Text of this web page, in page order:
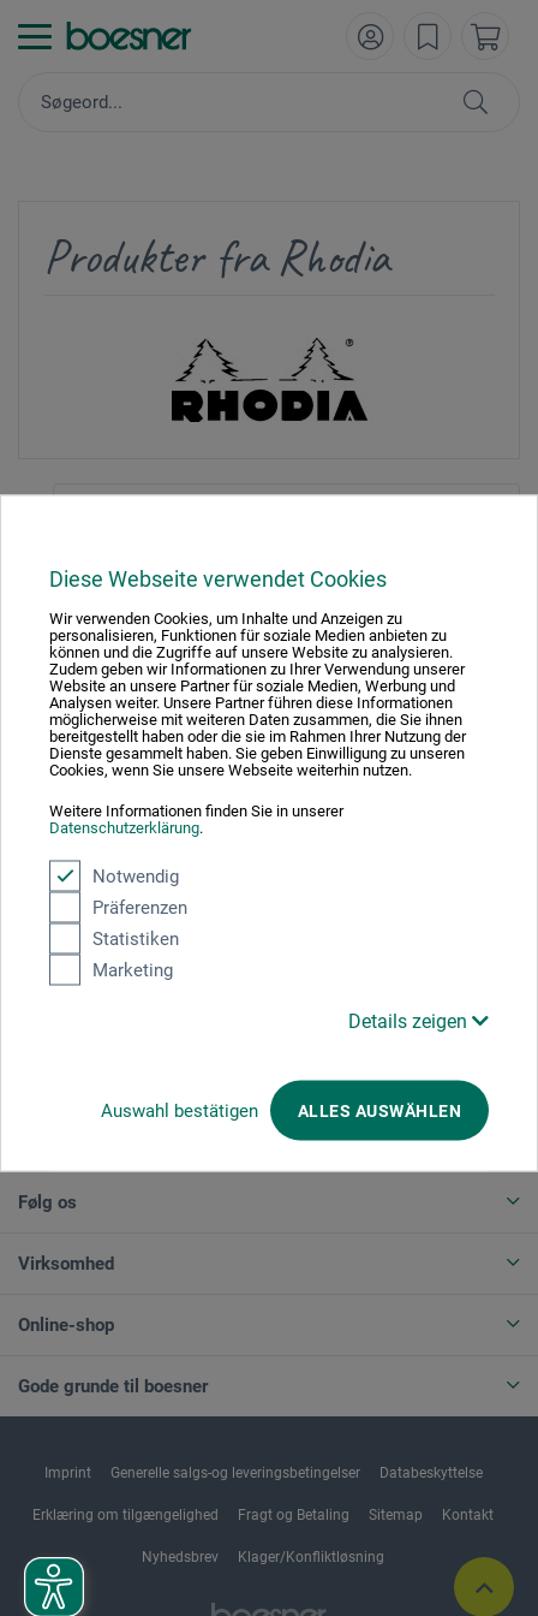
Diese Webseite verwendet Cookies
Wir verwenden Cookies, um Inhalte und Anzeigen zu
personalisieren, Funktionen für soziale Medien anbieten zu
können und die Zugriffe auf unsere Website zu analysieren.
Zudem geben wir Informationen zu Ihrer Verwendung unserer
Website an unsere Partner für soziale Medien, Werbung und
Analysen weiter. Unsere Partner führen diese Informationen
möglicherweise mit weiteren Daten zusammen, die Sie ihnen
bereitgestellt haben oder die sie im Rahmen Ihrer Nutzung der
Dienste gesammelt haben. Sie geben Einwilligung zu unseren
Cookies, wenn Sie unsere Webseite weiterhin nutzen.
Weitere Informationen finden Sie in unserer
Datenschutzerklärung.
Notwendig
Präferenzen
Statistiken
Marketing
Details zeigen
Auswahl bestätigen ALLES AUSWÄHLEN
Produkter fra Rhodia
1
Absolut sikker
Betalingsmetoder
Følg os
Virksomhed
Online-shop
Gode grunde til boesner
Imprint Generelle salgs-og leveringsbetingelser Databeskyttelse
Erklæring om tilgængelighed Fragt og Betaling Sitemap Kontakt
Nyhedsbrev Klager/Konfliktløsning